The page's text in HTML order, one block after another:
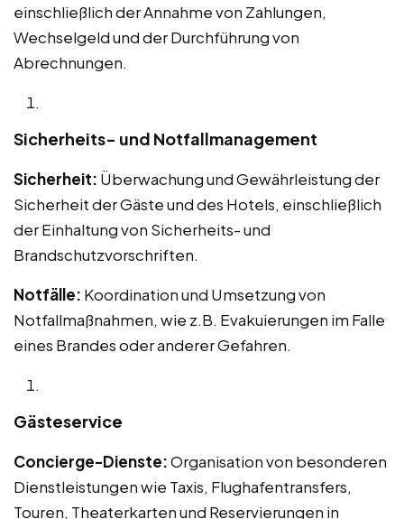
einschließlich der Annahme von Zahlungen,
Wechselgeld und der Durchführung von
Abrechnungen.
Sicherheits- und Notfallmanagement
Sicherheit: Überwachung und Gewährleistung der
Sicherheit der Gäste und des Hotels, einschließlich
der Einhaltung von Sicherheits- und
Brandschutzvorschriften.
Notfälle: Koordination und Umsetzung von
Notfallmaßnahmen, wie z.B. Evakuierungen im Falle
eines Brandes oder anderer Gefahren.
Gästeservice
Concierge-Dienste:Organisation von besonderen
Dienstleistungen wie Taxis, Flughafentransfers,
Touren, Theaterkarten und Reservierungen in